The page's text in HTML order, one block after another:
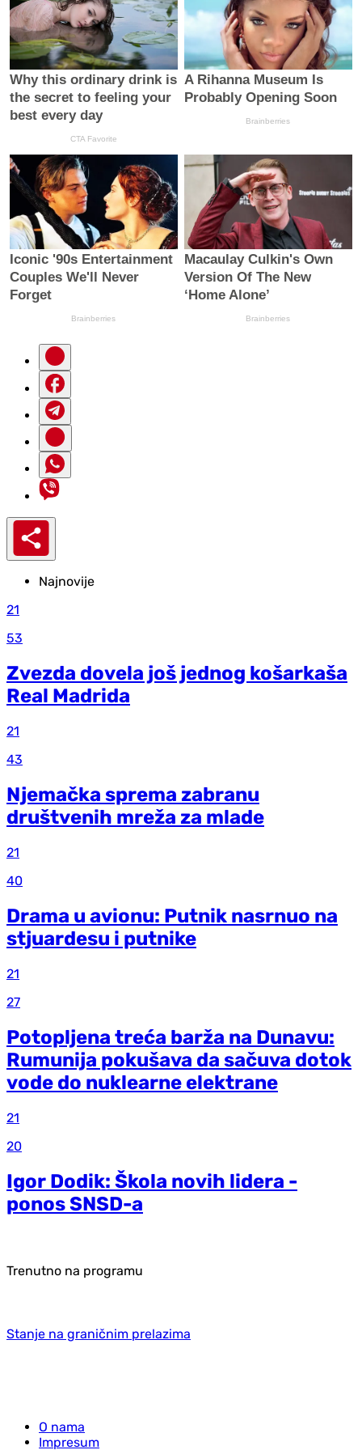
Najnovije
21
53
Zvezda dovela još jednog košarkaša
Real Madrida
21
43
Njemačka sprema zabranu
društvenih mreža za mlade
21
40
Drama u avionu: Putnik nasrnuo na
stjuardesu i putnike
21
27
Potopljena treća barža na Dunavu:
Rumunija pokušava da sačuva dotok
vode do nuklearne elektrane
21
20
Igor Dodik: Škola novih lidera -
ponos SNSD-a
Trenutno na programu
Stanje na graničnim prelazima
O nama
Impresum